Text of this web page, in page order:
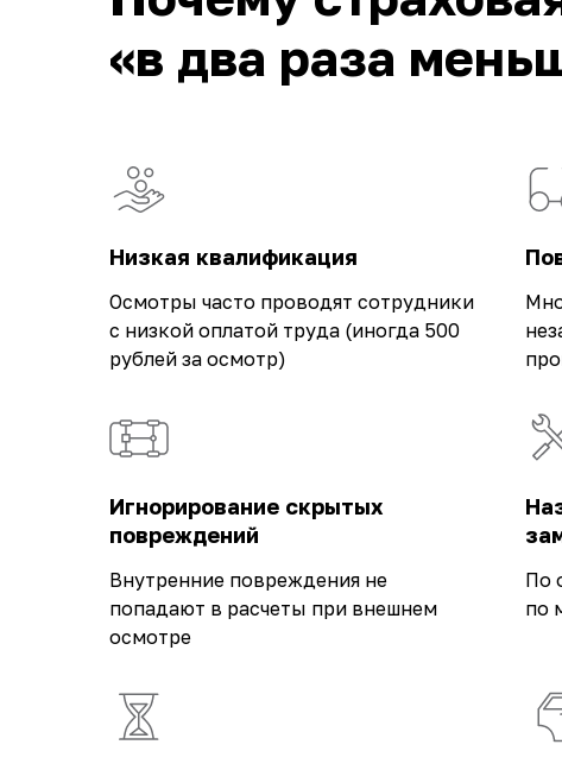
«в два раза
Низкая квалификация
Осмотры часто проводят сотрудники
с низкой оплатой труда (иногда 500
рублей за осмотр)
Игнорирование скрытых
повреждений
Внутренние повреждения не
попадают в расчеты при внешнем
осмотре
По
по